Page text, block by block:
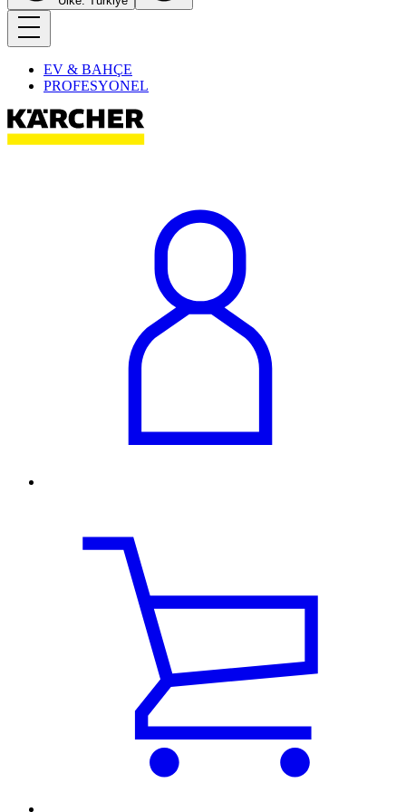
EV & BAHÇE
PROFESYONEL